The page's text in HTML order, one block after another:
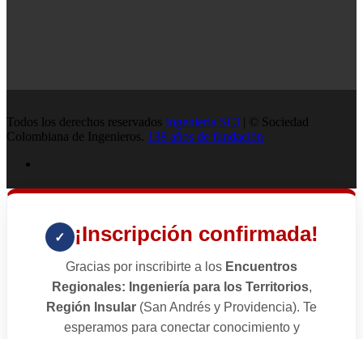
Todos los derechos reservados Ingenieria SCI | © Sociedad
Colombiana de Ingenieros. 138 años de fundación
✓ ¡Inscripción confirmada!
Gracias por inscribirte a los Encuentros
Regionales: Ingeniería para los Territorios,
Región Insular (San Andrés y Providencia). Te
esperamos para conectar conocimiento y